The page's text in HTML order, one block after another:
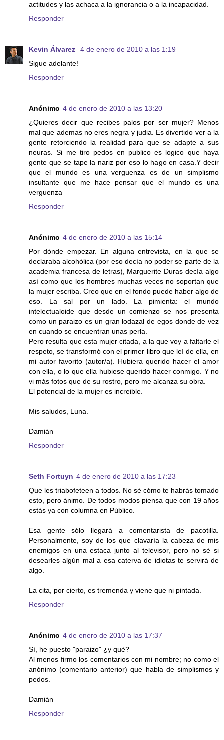
actitudes y las achaca a la ignorancia o a la incapacidad.
Responder
Kevin Álvarez
4 de enero de 2010 a las 1:19
Sigue adelante!
Responder
Anónimo 4 de enero de 2010 a las 13:20
¿Quieres decir que recibes palos por ser mujer? Menos
mal que ademas no eres negra y judia. Es divertido ver a la
gente retorciendo la realidad para que se adapte a sus
neuras. Si me tiro pedos en publico es logico que haya
gente que se tape la nariz por eso lo hago en casa.Y decir
que el mundo es una verguenza es de un simplismo
insultante que me hace pensar que el mundo es una
verguenza
Responder
Anónimo 4 de enero de 2010 a las 15:14
Por dónde empezar. En alguna entrevista, en la que se
declaraba alcohólica (por eso decía no poder se parte de la
academia francesa de letras), Marguerite Duras decía algo
así como que los hombres muchas veces no soportan que
la mujer escriba. Creo que en el fondo puede haber algo de
eso. La sal por un lado. La pimienta: el mundo
intelectualoide que desde un comienzo se nos presenta
como un paraizo es un gran lodazal de egos donde de vez
en cuando se encuentran unas perla.
Pero resulta que esta mujer citada, a la que voy a faltarle el
respeto, se transformó con el primer libro que leí de ella, en
mi autor favorito (autor/a). Hubiera querido hacer el amor
con ella, o lo que ella hubiese querido hacer conmigo. Y no
vi más fotos que de su rostro, pero me alcanza su obra.
El potencial de la mujer es increible.
Mis saludos, Luna.
Damián
Responder
Seth Fortuyn 4 de enero de 2010 a las 17:23
Que les triabofeteen a todos. No sé cómo te habrás tomado
esto, pero ánimo. De todos modos piensa que con 19 años
estás ya con columna en Público.
Esa gente sólo llegará a comentarista de pacotilla.
Personalmente, soy de los que clavaría la cabeza de mis
enemigos en una estaca junto al televisor, pero no sé si
desearles algún mal a esa caterva de idiotas te servirá de
algo.
La cita, por cierto, es tremenda y viene que ni pintada.
Responder
Anónimo 4 de enero de 2010 a las 17:37
Sí, he puesto "paraizo" ¿y qué?
Al menos firmo los comentarios con mi nombre; no como el
anónimo (comentario anterior) que habla de simplismos y
pedos.
Damián
Responder